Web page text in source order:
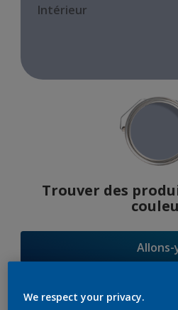
Intérieur
Trouver des
Allons-
We respect your privacy.